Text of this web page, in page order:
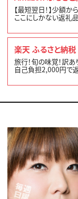
【最短翌日！】少額
ここにしかない返礼品
楽天 ふるさと納税
旅行！旬の味覚！訳あ
自己負担2,000円で返